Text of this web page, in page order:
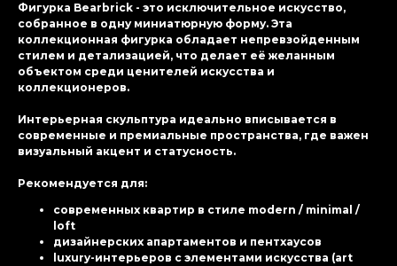
Фигурка Bearbrick - это исключительное искусство,
собранное в одну миниатюрную форму. Эта
коллекционная фигурка обладает непревзойденным
стилем и детализацией, что делает её желанным
объектом среди ценителей искусства и
коллекционеров.
Интерьерная скульптура идеально вписывается в
современные и премиальные пространства, где важен
визуальный акцент и статусность.
Рекомендуется для:
современных квартир в стиле modern / minimal /
loft
дизайнерских апартаментов и пентхаусов
luxury-интерьеров с элементами искусства (art